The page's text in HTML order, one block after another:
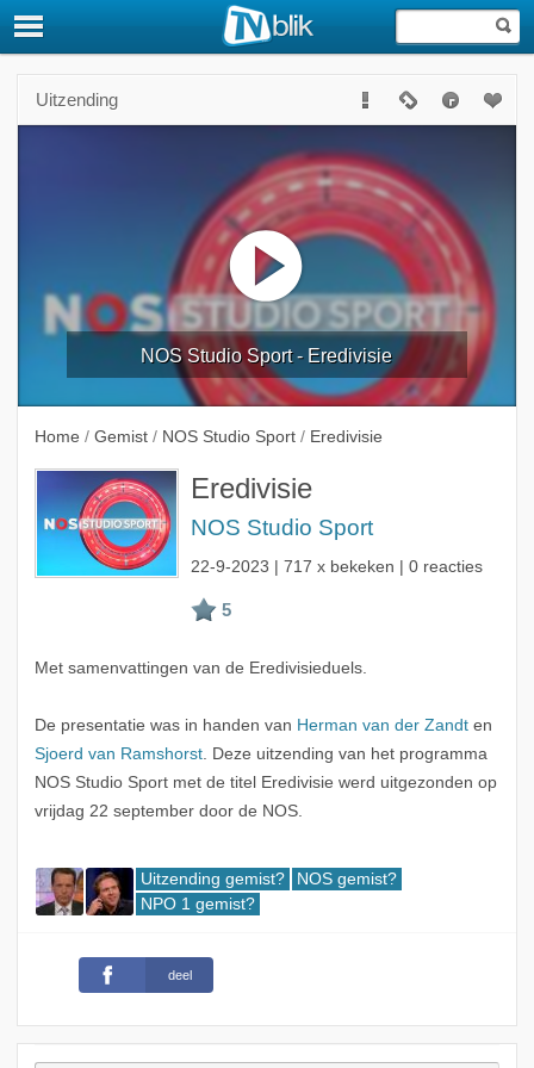
Uitzending
NOS Studio Sport - Eredivisie
Home / Gemist / NOS Studio Sport / Eredivisie
Eredivisie
NOS Studio Sport
22-9-2023 | 717 x bekeken | 0 reacties
Met samenvattingen van de Eredivisieduels.
De presentatie was in handen van Herman van der Zandten
Sjoerd van Ramshorst. Deze uitzending van het programma
NOS Studio Sport met de titel Eredivisie werd uitgezonden op
vrijdag 22 september door de NOS.
Uitzending gemist?
NOS gemist?
NPO 1 gemist?
deel